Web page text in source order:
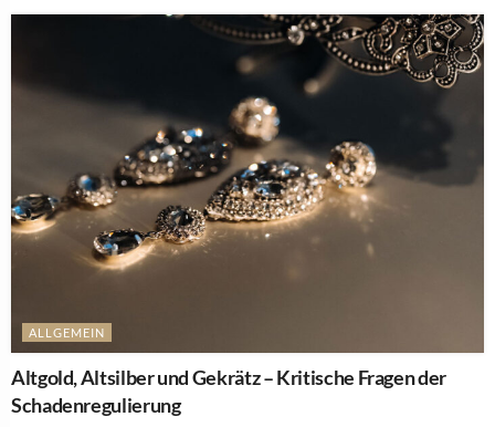
ALLGEMEIN
Altgold, Altsilber und Gekrätz – Kritische Fragen der
Schadenregulierung